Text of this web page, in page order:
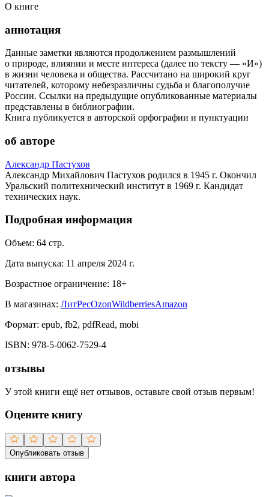
О книге
аннотация
Данные заметки являются продолжением размышлений
о природе, влиянии и месте интереса (далее по тексту — «И»)
в жизни человека и общества. Рассчитано на широкий круг
читателей, которому небезразличны судьба и благополучие
России. Ссылки на предыдущие опубликованные материалы
представлены в библиографии.
Книга публикуется в авторской орфографии и пунктуации
об авторе
Александр Пастухов
Александр Михайлович Пастухов родился в 1945 г. Окончил
Уральский политехнический институт в 1969 г. Кандидат
технических наук.
Подробная информация
Объем: 64 стр.
Дата выпуска: 11 апреля 2024 г.
Возрастное ограничение: 18+
В магазинах: ЛитРесOzonWildberriesAmazon
Формат: epub, fb2, pdfRead, mobi
ISBN: 978-5-0062-7529-4
отзывы
У этой книги ещё нет отзывов, оставьте свой отзыв первым!
Оцените книгу
Опубликовать отзыв
книги автора